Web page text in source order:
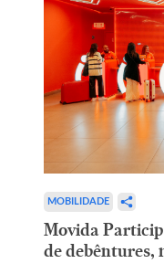
MOBILIDADE
Movida
de debêntures,